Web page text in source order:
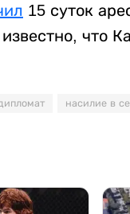
15 суток
известно, что
насилие в